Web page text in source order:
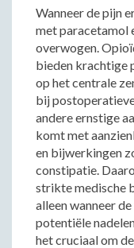
Wanneer de pijn
met paracetamol
overwogen.
bieden krachtige
op het centrale
bij
andere ernstige
komt met
en bijwerkingen
constipatie.
strikte medische
alleen wanneer
potentiële
het cruciaal om